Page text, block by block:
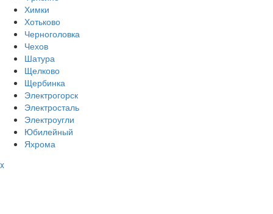
Химки
Хотьково
Черноголовка
Чехов
Шатура
Щелково
Щербинка
Электрогорск
Электросталь
Электроугли
Юбилейный
Яхрома
x